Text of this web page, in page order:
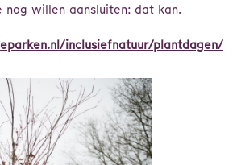
nog willen aansluiten: dat kan.
inclusiefnatuur/plantdagen/